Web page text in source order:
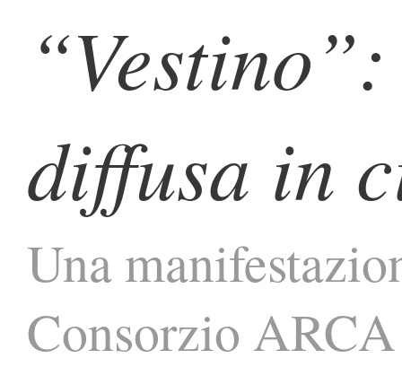
diffusa in
Una
Consorzio ARCA